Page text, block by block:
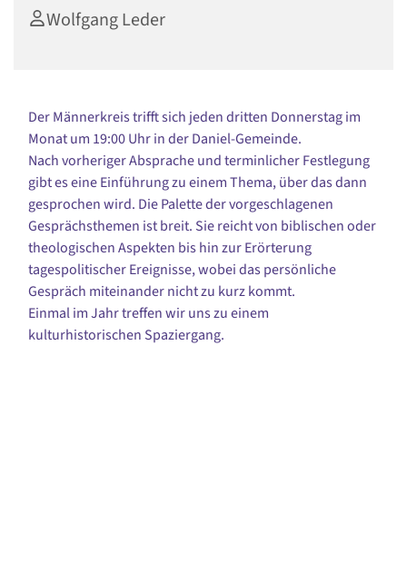
Wolfgang Leder
Der Männerkreis trifft sich jeden dritten Donnerstag im
Monat um 19:00 Uhr in der Daniel-Gemeinde.
Nach vorheriger Absprache und terminlicher Festlegung
gibt es eine Einführung zu einem Thema, über das dann
gesprochen wird. Die Palette der vorgeschlagenen
Gesprächsthemen ist breit. Sie reicht von biblischen oder
theologischen Aspekten bis hin zur Erörterung
tagespolitischer Ereignisse, wobei das persönliche
Gespräch miteinander nicht zu kurz kommt.
Einmal im Jahr treffen wir uns zu einem
kulturhistorischen Spaziergang.